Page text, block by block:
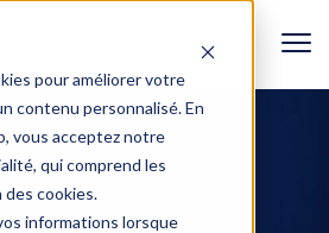
pour améliorer votre
contenu personnalisé. En
vous accepteznotre
, qui comprend les
cookies.
informations lorsque